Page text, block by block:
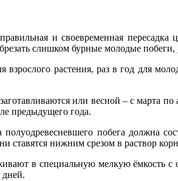
и своевременная
слишком бурные молодые побеги,
взрослого растения, раз в год для
или весной – с марта
предыдущего года.
побега должна
ставятся нижним срезом в раствор
в специальную мелкую ёмкость
дней.